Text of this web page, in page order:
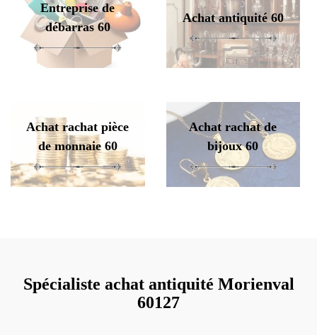
Entreprise de
débarras 60
Achat antiquité 60
Achat rachat pièce
de monnaie 60
Achat rachat de
bijoux 60
Spécialiste achat antiquité Morienval
60127